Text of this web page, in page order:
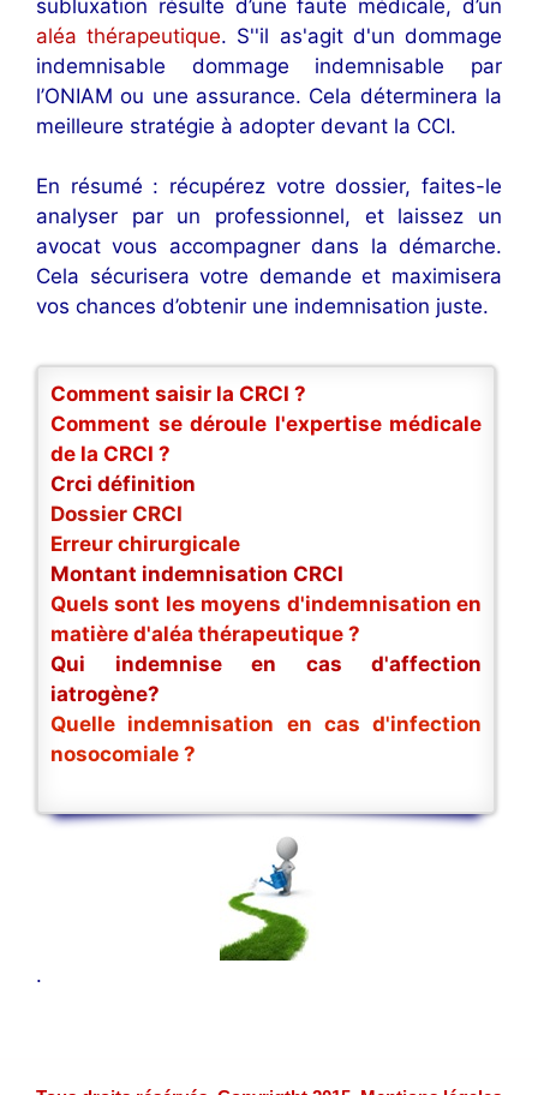
subluxation résulte d’une faute médicale, d’un
aléa thérapeutique. S''il as'agit d'un dommage
indemnisable dommage indemnisable par
l’ONIAM ou une assurance. Cela déterminera la
meilleure stratégie à adopter devant la CCI.
En résumé : récupérez votre dossier, faites-le
analyser par un professionnel, et laissez un
avocat vous accompagner dans la démarche.
Cela sécurisera votre demande et maximisera
vos chances d’obtenir une indemnisation juste.
Comment saisir la CRCI ?
Comment se déroule l'expertise médicale
de la CRCI ?
Crci définition
Dossier CRCI
Erreur chirurgicale
Montant indemnisation CRCI
Quels sont les moyens d'indemnisation en
matière d'aléa thérapeutique ?
Qui indemnise en cas d'affection
iatrogène?
Quelle indemnisation en cas d'infection
nosocomiale ?
.